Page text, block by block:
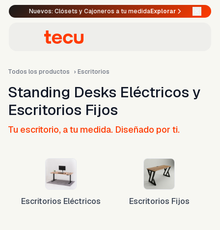
Nuevos: Clósets y Cajoneros a tu medidaExplorar
Todos los productos › Escritorios
Standing Desks Eléctricos y
Escritorios Fijos
Tu escritorio, a tu medida. Diseñado por ti.
Escritorios Eléctricos Escritorios Fijos